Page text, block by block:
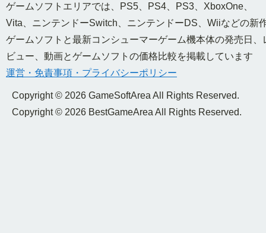
ゲームソフトエリアでは、PS5、PS4、PS3、XboxOne、
Vita、ニンテンドーSwitch、ニンテンドーDS、Wiiなどの新
ゲームソフトと最新コンシューマーゲーム機本体の発売日、
ビュー、動画とゲームソフトの価格比較を掲載しています
運営・免責事項・プライバシーポリシー
Copyright © 2026 GameSoftArea All Rights Reserved.
Copyright © 2026 BestGameArea All Rights Reserved.